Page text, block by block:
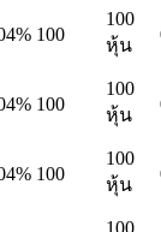
100
100
หุ้น
100
100
หุ้น
100
100
หุ้น
100